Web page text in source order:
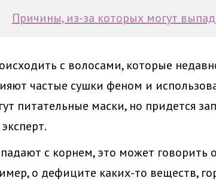
Причины, из-за которых могут
с волосами, которые
частые сушки феном и
питательные маски, но придется
с корнем, это может говорить
о дефиците каких-то веществ,